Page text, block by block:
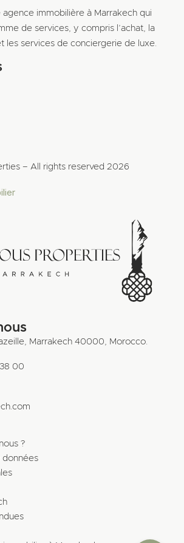
agence immobilière à Marrakech qui
de services, y compris l’achat, la
les services de conciergerie de luxe.
– All rights reserved 2026
Marrakech 40000, Morocco.
00
?
données